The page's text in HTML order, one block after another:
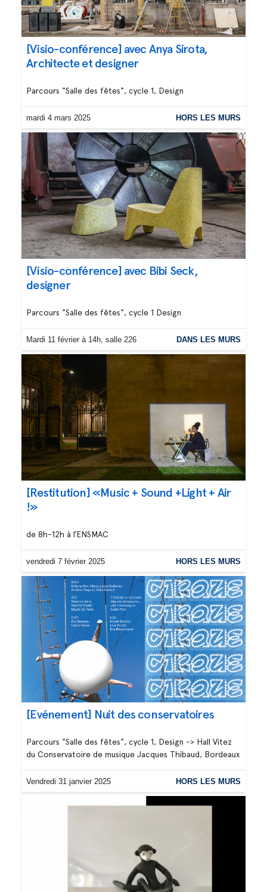
[Visio-conférence] avec Anya Sirota,
Architecte et designer
Parcours "Salle des fêtes", cycle 1, Design
mardi 4 mars 2025 HORS LES MURS
[Visio-conférence] avec Bibi Seck,
designer
Parcours "Salle des fêtes", cycle 1 Design
Mardi 11 février à 14h, salle 226 DANS LES MURS
[Restitution] «Music + Sound +Light + Air
!»
de 8h-12h à l’ENSMAC
vendredi 7 février 2025 HORS LES MURS
[Evénement] Nuit des conservatoires
Parcours "Salle des fêtes", cycle 1, Design -> Hall Vitez
du Conservatoire de musique Jacques Thibaud, Bordeaux
Vendredi 31 janvier 2025 HORS LES MURS